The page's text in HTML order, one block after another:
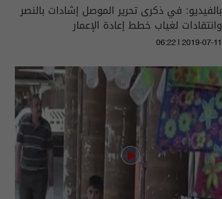
بالفيديو: في ذكرى تحرير الموصل إشادات بالنصر
وانتقادات لغياب خطط إعادة الإعمار
06:22 | 2019-07-11